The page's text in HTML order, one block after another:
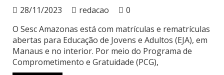
28/11/2023 redacao
0
O Sesc Amazonas está com matrículas e rematrículas
abertas para Educação de Jovens e Adultos (EJA), em
Manaus e no interior. Por meio do Programa de
Comprometimento e Gratuidade (PCG),